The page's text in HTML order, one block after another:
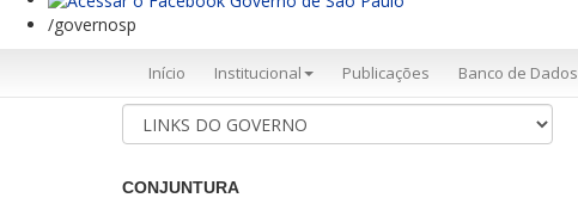
/governosp
Início Institucional Publicações Banco de Dados
CONJUNTURA